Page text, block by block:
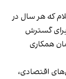
که هر سال در
گسترش
همکاری
اقتصادی،